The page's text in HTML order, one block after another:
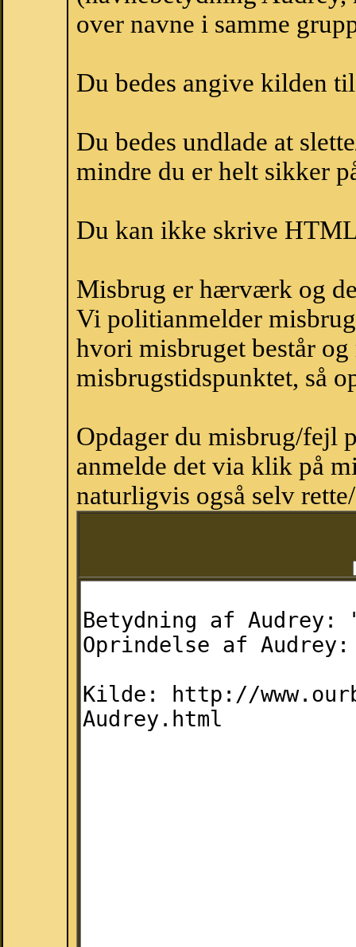
over navne i samme
Du bedes angive kilden
Du bedes undlade at
mindre du er helt sikker
Du kan ikke skrive
Misbrug er hærværk og
Vi politianmelder
hvori misbruget består
misbrugstidspunktet, så
Opdager du misbrug/fejl
anmelde det via klik på
naturligvis også selv